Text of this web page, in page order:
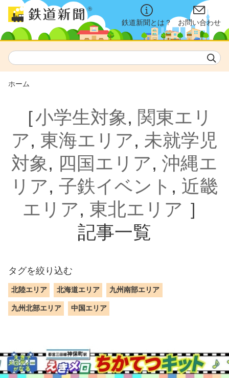
鉄道新聞とは？ お問い合わせ
ホーム
［小学生対象, 関東エリ
ア, 東海エリア, 未就学児
対象, 四国エリア, 沖縄エ
リア, 子鉄イベント , 近畿
エリア, 東北エリア ］
記事一覧
タグを絞り込む
北陸エリア 北海道エリア 九州南部エリア
九州北部エリア 中国エリア